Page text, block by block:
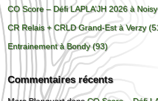
CO Score – Défi LAPLA’JH 2026 à
CR Relais + CRLD Grand-Est à Verzy
Entrainement à Bondy (93)
Commentaires récents